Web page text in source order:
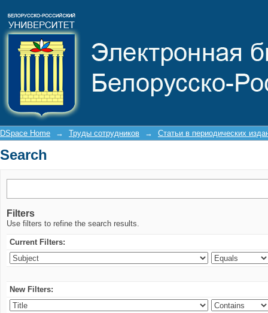
DSpace Home → Труды сотрудников → Статьи в периодических
Search
Filters
Use filters to refine the search results.
Current Filters:
New Filters: